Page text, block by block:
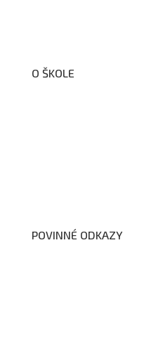
O ŠKOLE
POVINNÉ ODKAZY